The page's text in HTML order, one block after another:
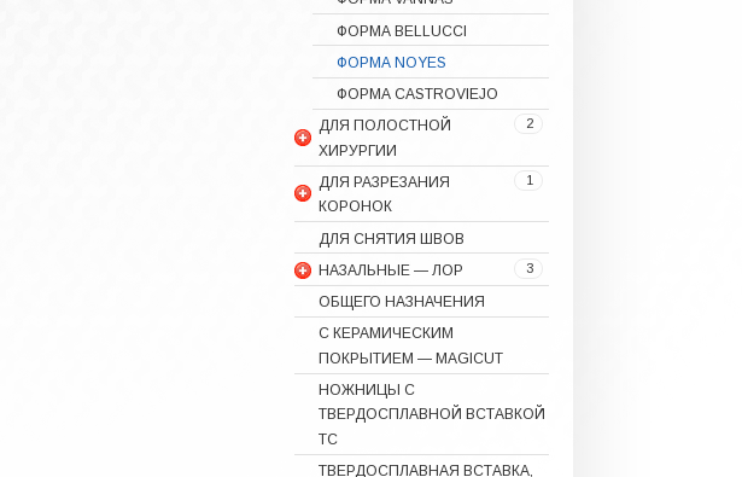
ФОРМА BELLUCCI
ФОРМА NOYES
ФОРМА CASTROVIEJO
2
ДЛЯ ПОЛОСТНОЙ
ХИРУРГИИ
1
ДЛЯ РАЗРЕЗАНИЯ
КОРОНОК
ДЛЯ СНЯТИЯ ШВОВ
3
НАЗАЛЬНЫЕ — ЛОР
ОБЩЕГО НАЗНАЧЕНИЯ
С КЕРАМИЧЕСКИМ
ПОКРЫТИЕМ — MAGICUT
НОЖНИЦЫ С
ТВЕРДОСПЛАВНОЙ ВСТАВКОЙ
ТС
ТВЕРДОСПЛАВНАЯ ВСТАВКА,